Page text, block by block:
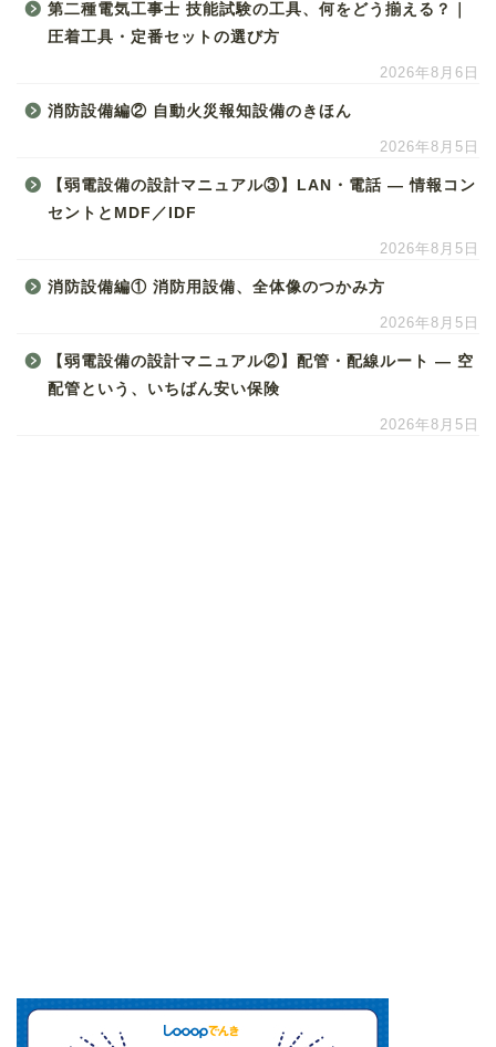
第二種電気工事士 技能試験の工具、何をどう揃える？｜
圧着工具・定番セットの選び方
2026年8月6日
消防設備編② 自動火災報知設備のきほん
2026年8月5日
【弱電設備の設計マニュアル③】LAN・電話 ― 情報コン
セントとMDF／IDF
2026年8月5日
消防設備編① 消防用設備、全体像のつかみ方
2026年8月5日
【弱電設備の設計マニュアル②】配管・配線ルート ― 空
配管という、いちばん安い保険
2026年8月5日